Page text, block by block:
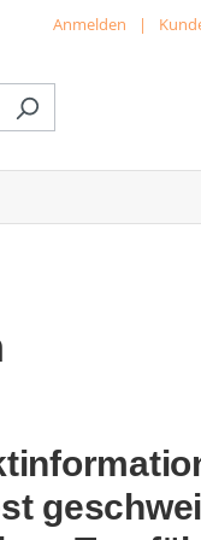
Anmelden |
das Dropdown der